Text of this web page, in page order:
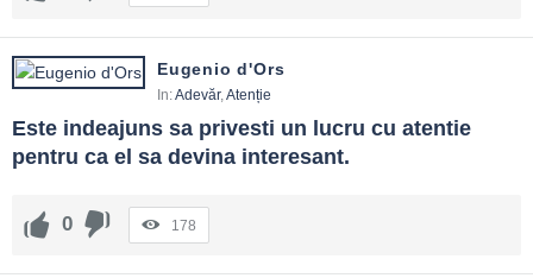
Eugenio d'Ors
In:Adevăr,Atenție
Este indeajuns sa privesti un lucru cu atentie
pentru ca el sa devina interesant.
0 178